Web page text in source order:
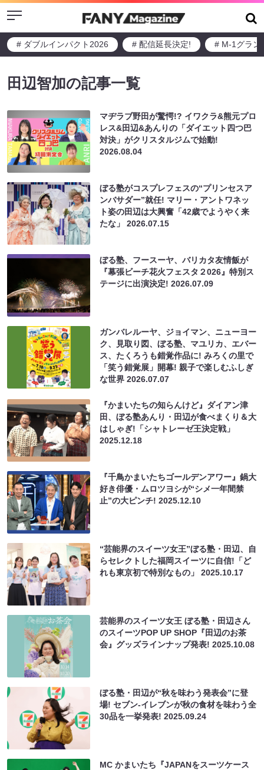
Menu
# ダブルインパクト2026 # 配信延長決定! # M-1グラン
田辺智加の記事一覧
マヂラブ野田が驚愕!? イワクラ&熊元プロ
レス&田辺&あんりの「ダイエット四つ巴
対決」がクリスタルジムで始動!
2026.08.04
ぼる塾がコスプレフェスの“プリンセスア
ンバサダー”就任! マリー・アントワネッ
ト姿の田辺は大興奮「42歳でようやく来
たな」2026.07.15
ぼる塾、フースーヤ、バリカタ友情飯が
『幕張ビーチ花火フェスタ２026』特別ス
テージに出演決定!2026.07.09
ガンバレルーヤ、ジョイマン、ニューヨー
ク、見取り図、ぼる塾、マユリカ、エバー
ス、たくろうも錯覚作品に! みろくの里で
「笑う錯覚展」開幕! 親子で楽しむふしぎ
な世界2026.07.07
『かまいたちの知らんけど』ダイアン津
田、ぼる塾あんり・田辺が食べまくり＆大
はしゃぎ!「シャトレーゼ王決定戦」
2025.12.18
『千鳥かまいたちゴールデンアワー』鍋大
好き俳優・ムロツヨシが“シメ一年間禁
止”の大ピンチ!2025.12.10
“芸能界のスイーツ女王”ぼる塾・田辺、自
らセレクトした福岡スイーツに自信!「ど
れも東京初で特別なもの」2025.10.17
芸能界のスイーツ女王 ぼる塾・田辺さん
のスイーツPOP UP SHOP『田辺のお茶
会』グッズラインナップ発表!2025.10.08
ぼる塾・田辺が“秋を味わう発表会”に登
場! セブン‐イレブンが秋の食材を味わう全
30品を一挙発表!2025.09.24
MC かまいたち『JAPANをスーツケース